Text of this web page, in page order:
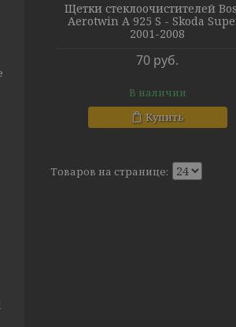
Щетки стеклоочистителей
Aerotwin A 925 S - Skoda
2001-2008
70 руб.
В наличии
Купить